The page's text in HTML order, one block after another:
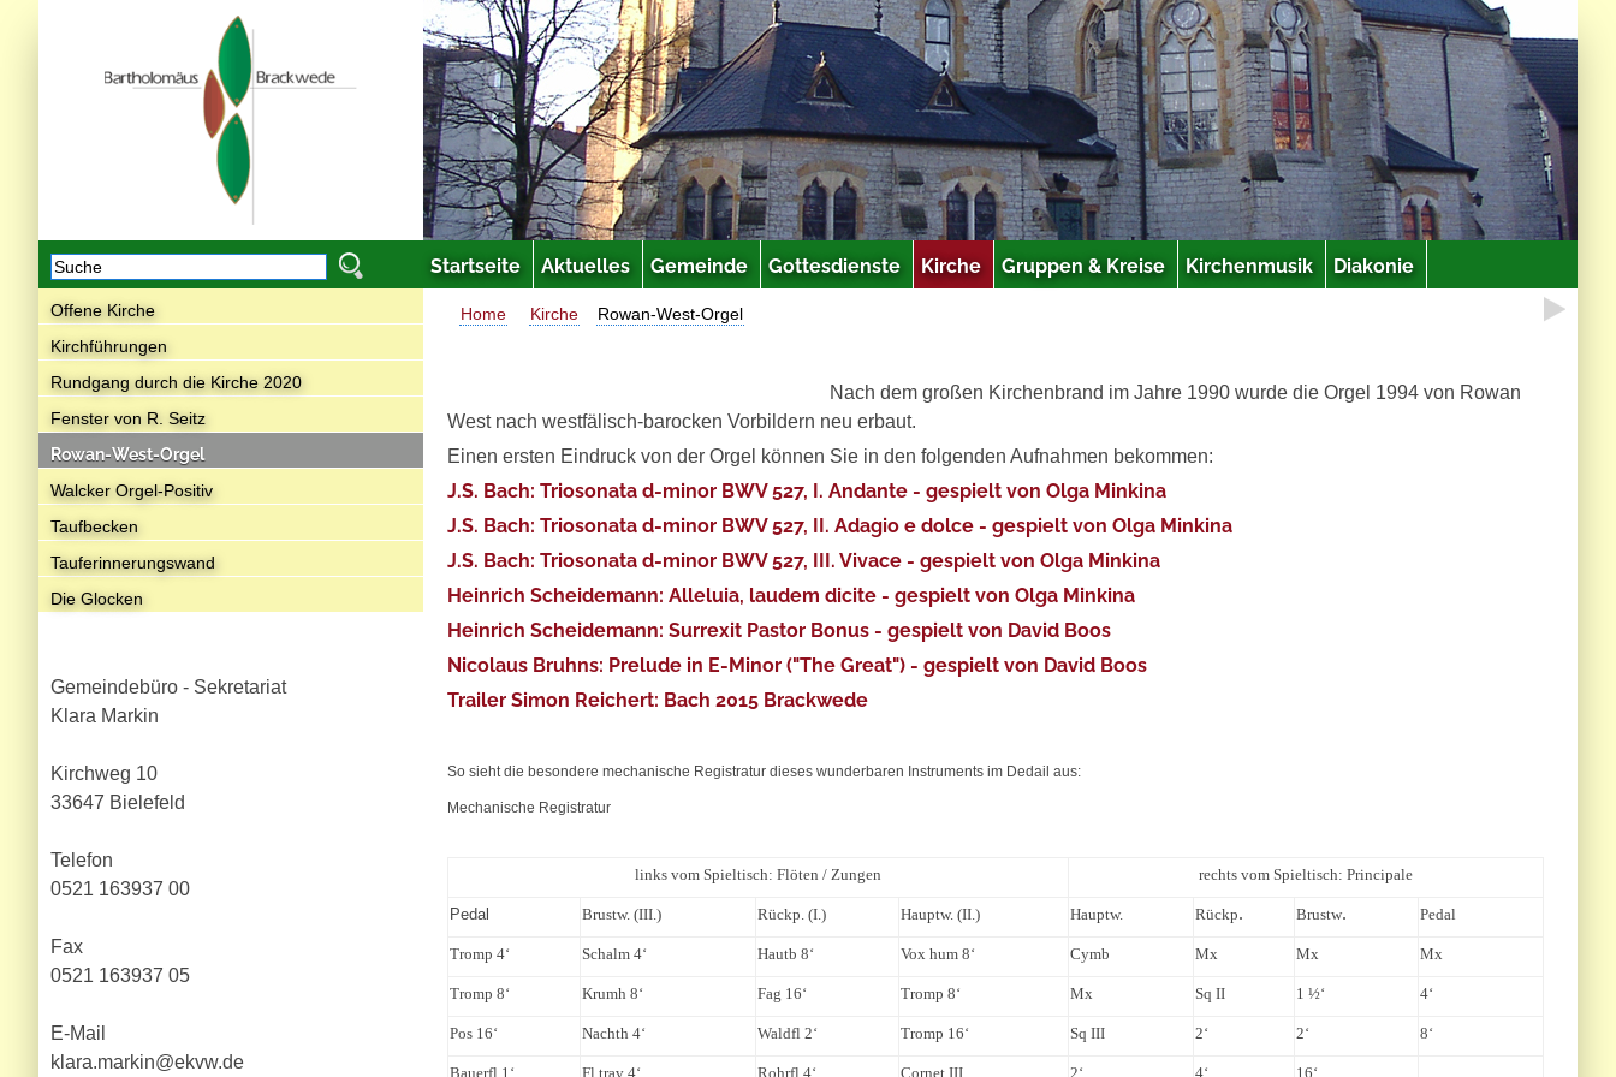
Startseite Aktuelles Gemeinde Gottesdienste Kirche Gruppen & Kreise Kirchenmusik Diakonie
Offene Kirche
Kirchführungen
Rundgang durch die Kirche 2020
Fenster von R. Seitz
Rowan-West-Orgel
Walcker Orgel-Positiv
Taufbecken
Tauferinnerungswand
Die Glocken
Gemeindebüro - Sekretariat
Klara Markin
Kirchweg 10
33647 Bielefeld
Telefon
0521 163937 00
Fax
0521 163937 05
E-Mail
klara.markin@ekvw.de
Home Kirche Rowan-West-Orgel
Nach dem großen Kirchenbrand im Jahre 1990 wurde die Orgel 1994 von Rowan
West nach westfälisch-barocken Vorbildern neu erbaut.
Einen ersten Eindruck von der Orgel können Sie in den folgenden Aufnahmen bekommen:
J.S. Bach: Triosonata d-minor BWV 527, I. Andante - gespielt von Olga Minkina
J.S. Bach: Triosonata d-minor BWV 527, II. Adagio e dolce - gespielt von Olga Minkina
J.S. Bach: Triosonata d-minor BWV 527, III. Vivace - gespielt von Olga Minkina
Heinrich Scheidemann: Alleluia, laudem dicite - gespielt von Olga Minkina
Heinrich Scheidemann: Surrexit Pastor Bonus - gespielt von David Boos
Nicolaus Bruhns: Prelude in E-Minor ("The Great") - gespielt von David Boos
Trailer Simon Reichert: Bach 2015 Brackwede
So sieht die besondere mechanische Registratur dieses wunderbaren Instruments im Dedail aus:
Mechanische Registratur
links vom Spieltisch: Flöten / Zungen rechts vom Spieltisch: Principale
Pedal Brustw. (III.) Rückp. (I.) Hauptw. (II.) Hauptw. Rückp. Brustw. Pedal
Tromp 4‘ Schalm 4‘ Hautb 8‘ Vox hum 8‘ Cymb Mx Mx Mx
Tromp 8‘ Krumh 8‘ Fag 16‘ Tromp 8‘ Mx Sq II 1 ½‘ 4‘
Pos 16‘ Nachth 4‘ Waldfl 2‘ Tromp 16‘ Sq III 2‘ 2‘ 8‘
Bauerfl 1‘ Fl trav 4‘ Rohrfl 4‘ Cornet III 2‘ 4‘ 16‘